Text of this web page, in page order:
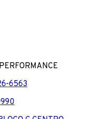
6563